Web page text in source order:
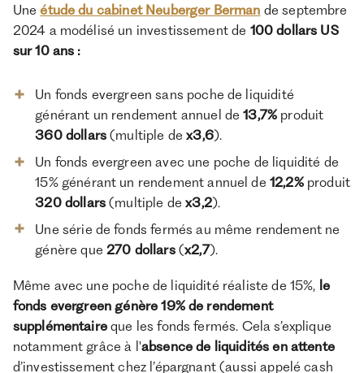
Uneétude du cabinet Neuberger Berman de septembre
2024 a modélisé un investissement de 100 dollars US
sur 10 ans :
Un fonds evergreen sans poche de liquidité
générant un rendement annuel de13,7% produit
360 dollars (multiple dex3,6).
Un fonds evergreen avec une poche de liquidité de
15% générant un rendement annuel de 12,2%produit
320 dollars (multiple dex3,2).
Une série de fonds fermés au même rendement ne
génère que 270 dollars(x2,7).
Même avec une poche de liquidité réaliste de 15%, le
fonds evergreen génère 19% de rendement
supplémentaireque les fonds fermés. Cela s’explique
notamment grâce à l'absence de liquidités en attente
d’investissement chez l’épargnant (aussi appelé cash